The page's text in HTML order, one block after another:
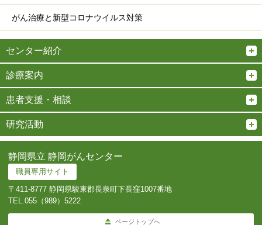
がん治療と新型コロナウイルス対策
センター紹介
診療案内
患者支援・相談
研究活動
静岡県立 静岡がんセンター
職員専用サイト
〒411-8777 静岡県駿東郡長泉町下長窪1007番地
TEL.055（989）5222
ページトップへ